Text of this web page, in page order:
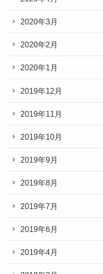
2020年3月
2020年2月
2020年1月
2019年12月
2019年11月
2019年10月
2019年9月
2019年8月
2019年7月
2019年6月
2019年4月